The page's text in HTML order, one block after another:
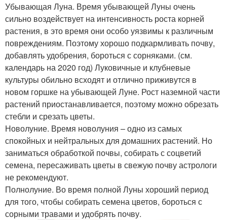
Убывающая Луна. Время убывающей Луны очень
сильно воздействует на интенсивность роста корней
растения, в это время они особо уязвимы к различным
повреждениям. Поэтому хорошо подкармливать почву,
добавлять удобрения, бороться с сорняками. (см.
календарь на 2020 год) Луковичные и клубневые
культуры обильно всходят и отлично приживутся в
новом горшке на убывающей Луне. Рост наземной части
растений приостанавливается, поэтому можно обрезать
стебли и срезать цветы.
Новолуние. Время новолуния – одно из самых
спокойных и нейтральных для домашних растений. Но
заниматься обработкой почвы, собирать с соцветий
семена, пересаживать цветы в свежую почву астрологи
не рекомендуют.
Полнолуние. Во время полной Луны хороший период
для того, чтобы собирать семена цветов, бороться с
сорными травами и удобрять почву.